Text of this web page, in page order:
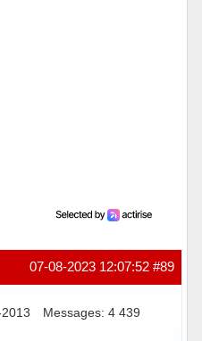
#89
07-08-2023 12:07:52
Messages: 4 439